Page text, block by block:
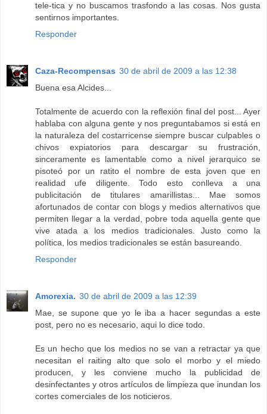
tele-tica y no buscamos trasfondo a las cosas. Nos gusta
sentirnos importantes.
Responder
Caza-Recompensas 30 de abril de 2009 a las 12:38
Buena esa Alcides...
Totalmente de acuerdo con la reflexión final del post... Ayer
hablaba con alguna gente y nos preguntabamos si está en
la naturaleza del costarricense siempre buscar culpables o
chivos expiatorios para descargar su frustración,
sinceramente es lamentable como a nivel jerarquico se
pisoteó por un ratito el nombre de esta joven que en
realidad ufe diligente. Todo esto conlleva a una
publicitación de titulares amarillistas... Mae somos
afortunados de contar con blogs y medios alternativos que
permiten llegar a la verdad, pobre toda aquella gente que
vive atada a los medios tradicionales. Justo como la
política, los medios tradicionales se están basureando.
Responder
Amorexia. 30 de abril de 2009 a las 12:39
Mae, se supone que yo le iba a hacer segundas a este
post, pero no es necesario, aqui lo dice todo.
Es un hecho que los medios no se van a retractar ya que
necesitan el raiting alto que solo el morbo y el miedo
producen, y les conviene mucho la publicidad de
desinfectantes y otros artículos de limpieza que inundan los
cortes comerciales de los noticieros.